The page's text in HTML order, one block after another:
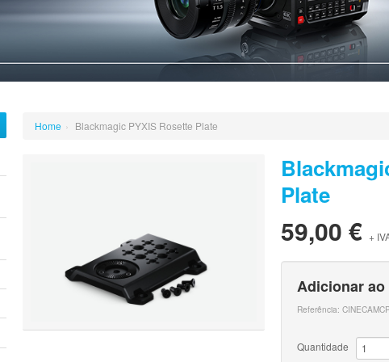
Home › Blackmagic PYXIS Rosette Plate
Plate
59,00 € +
Adicionar
Referência:
Quantidade